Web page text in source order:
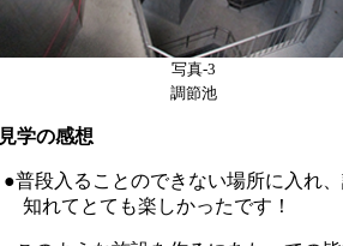
写真-3
調節池
見学の感想
●普段入ることのできない場所に入れ
知れてとても楽しかったです！